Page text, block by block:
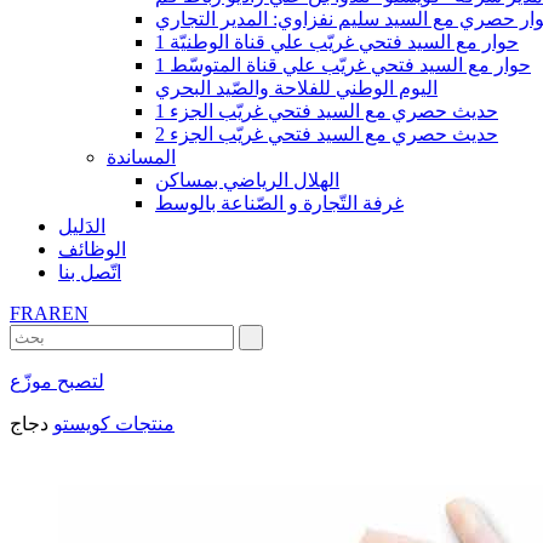
حصري مع السيد سليم نفزاوي: المدير التجاري
حوار مع السيد فتحي غريّب علي قناة الوطنيّة 1
حوار مع السيد فتحي غريّب علي قناة المتوسّط 1
اليوم الوطني للفلاحة والصّيد البحري
حديث حصري مع السيد فتحي غريّب الجزء 1
حديث حصري مع السيد فتحي غريّب الجزء 2
المساندة
الهلال الرياضي بمساكن
غرفة التّجارة و الصّناعة بالوسط
الدَليل
الوظائف
اتّصل بنا
FRAREN
لتصبح موزّع
منتجات كويستو دجاج